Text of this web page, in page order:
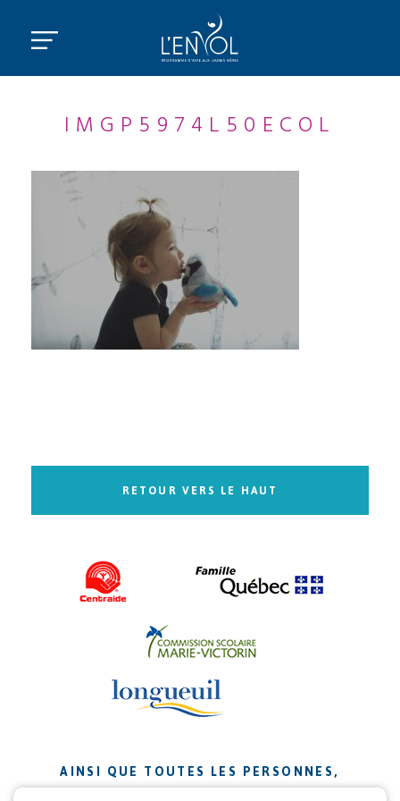
IMGP5974L50ECOL
RETOUR VERS LE HAUT
AINSI QUE TOUTES LES PERSONNES,
ORGANISMES ET ENTREPRISES QUI ONT